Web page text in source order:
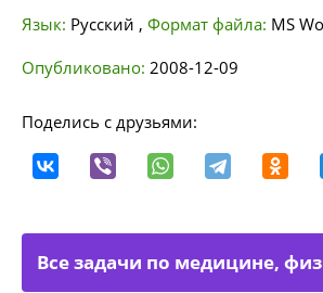
Язык: Русский , Формат файла: MS
Опубликовано: 2008-12-09
Поделись с друзьями:
Все задачи по медицине,